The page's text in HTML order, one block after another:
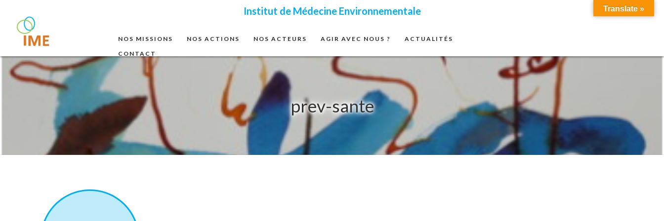
Institut de Médecine Environnementale
NOS MISSIONS NOS ACTIONS NOS ACTEURS AGIR AVEC NOUS ?
ACTUALITÉS
CONTACT
prev-sante
Translate »